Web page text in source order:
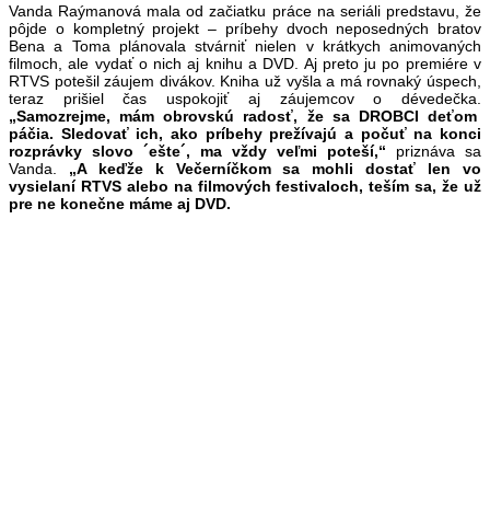
Vanda Raýmanová mala od začiatku práce na seriáli predstavu, že
pôjde o kompletný projekt – príbehy dvoch neposedných bratov
Bena a Toma plánovala stvárniť nielen v krátkych animovaných
filmoch, ale vydať o nich aj knihu a DVD. Aj preto ju po premiére v
RTVS potešil záujem divákov. Kniha už vyšla a má rovnaký úspech,
teraz prišiel čas uspokojiť aj záujemcov o dévedečka.
„Samozrejme, mám obrovskú radosť, že sa DROBCI deťom
páčia. Sledovať ich, ako príbehy prežívajú a počuť na konci
rozprávky slovo ´ešte´, ma vždy veľmi poteší,“ priznáva sa
Vanda.
„A keďže k
Večerníčkom sa mohli dostať len vo
vysielaní RTVS alebo na filmových festivaloch, teším sa, že už
pre ne konečne máme aj DVD.